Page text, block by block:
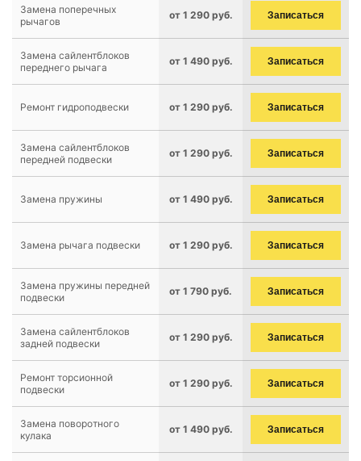
Замена поперечных
рычагов
от 1 290 руб. Записаться
Замена сайлентблоков
переднего рычага
от 1 490 руб. Записаться
Ремонт гидроподвески от 1 290 руб. Записаться
Замена сайлентблоков
передней подвески
от 1 290 руб. Записаться
Замена пружины от 1 490 руб. Записаться
Замена рычага подвески от 1 290 руб. Записаться
Замена пружины передней
подвески
от 1 790 руб. Записаться
Замена сайлентблоков
задней подвески
от 1 290 руб. Записаться
Ремонт торсионной
подвески
от 1 290 руб. Записаться
Замена поворотного
кулака
от 1 490 руб. Записаться